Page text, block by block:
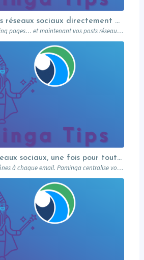
Planifier vos posts réseaux sociaux directement depuis votre MA
Emails, workflows, landing pages… et maintenant vos posts réseaux sociaux. Paminga centralise votre marketing dans un seul outil. Paminga Tip #08.
Vos icônes de réseaux sociaux, une fois pour toutes
Fini le copier-coller d’icônes à chaque email. Paminga centralise vos profils sociaux et les met à disposition de toute l’équipe via un élément dédié. Découvrez comment en 5 minutes.